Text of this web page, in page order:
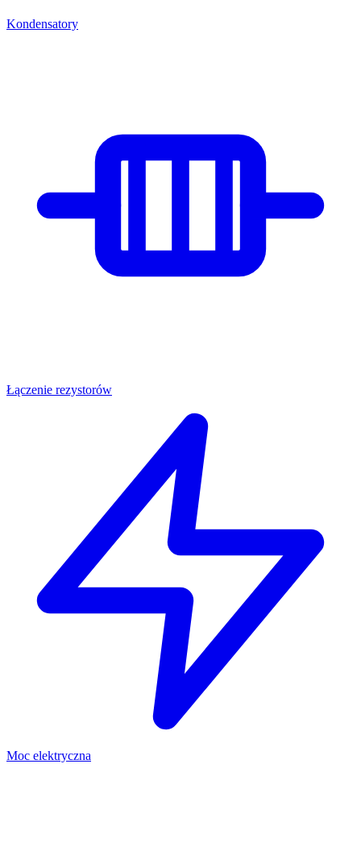
Kondensatory
Łączenie rezystorów
Moc elektryczna